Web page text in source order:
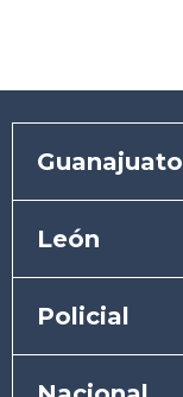
Guanajuato
León
Policial